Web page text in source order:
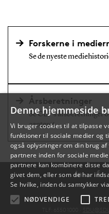
Forskerne i
Se de nyeste
Årsberetninger
Se CLF's årsberetninger
centeret
Denne hjemmeside
Vi bruger cookies til at tilpasse
funktioner til sociale medier og
også oplysninger om din brug
partnere inden for sociale
partnere kan kombinere disse
givet dem, eller som de har
Se hvilke, inden du samtykker
NØDVENDIGE